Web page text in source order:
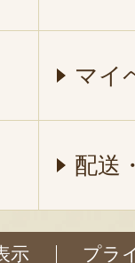
マイ
配送
示 プラ